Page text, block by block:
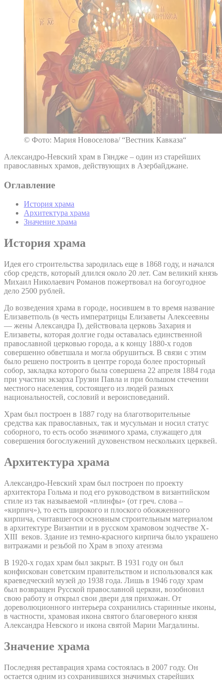
© Фото: Мария Новоселова/ “Вестник Кавказа“
Александро-Невский храм в Гяндже – один из старейших
православных храмов, действующих в Азербайджане.
Оглавление
История храма
Архитектура храма
Значение храма
История храма
Идея его строительства зародилась еще в 1868 году, и начался
сбор средств, который длился около 20 лет. Сам великий князь
Михаил Николаевич Романов пожертвовал на богоугодное
дело 2500 рублей.
До возведения храма в городе, носившем в то время название
Елизаветполь (в честь императрицы Елизаветы Алексеевны
— жены Александра I), действовала церковь Захария и
Елизаветы, которая долгие годы оставалась единственной
православной церковью города, а к концу 1880-х годов
совершенно обветшала и могла обрушиться. В связи с этим
было решено построить в центре города более просторный
собор, закладка которого была совершена 22 апреля 1884 года
при участии экзарха Грузии Павла и при большом стечении
местного населения, состоящего из людей разных
национальностей, сословий и вероисповеданий.
Храм был построен в 1887 году на благотворительные
средства как православных, так и мусульман и носил статус
соборного, то есть особо значимого храма, служащего для
совершения богослужений духовенством нескольких церквей.
Архитектура храма
Александро-Невский храм был построен по проекту
архитектора Гольма и под его руководством в византийском
стиле из так называемой «плинфы» (от греч. слова –
«кирпич»), то есть широкого и плоского обожженного
кирпича, считавшегося основным строительным материалом
в архитектуре Византии и в русском храмовом зодчестве X-
XIII веков. Здание из темно-красного кирпича было украшено
витражами и резьбой по Храм в эпоху атеизма
В 1920-х годах храм был закрыт. В 1931 году он был
конфискован советским правительством и использовался как
краеведческий музей до 1938 года. Лишь в 1946 году храм
был возвращен Русской православной церкви, возобновил
свою работу и открыл свои двери для прихожан. От
дореволюционного интерьера сохранились старинные иконы,
в частности, храмовая икона святого благоверного князя
Александра Невского и икона святой Марии Магдалины.
Значение храма
Последняя реставрация храма состоялась в 2007 году. Он
остается одним из сохранившихся значимых старейших